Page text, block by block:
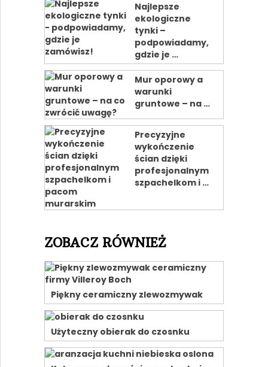
Najlepsze
ekologiczne
tynki –
podpowiadamy,
gdzie je …
Mur oporowy a
warunki
gruntowe – na …
Precyzyjne
wykończenie
ścian dzięki
profesjonalnym
szpachelkom i …
ZOBACZ RÓWNIEŻ
Piękny ceramiczny zlewozmywak
Użyteczny obierak do czosnku